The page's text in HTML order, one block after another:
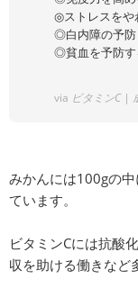
◎ストレスをや
◎白内障の予防
◎貧血を予防す
via ビタミンC |
みかんには100gの
ています。
ビタミンCには抗酸
収を助ける働きなど